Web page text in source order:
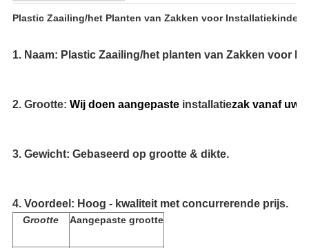
Plastic Zaailing/het Planten van Zakken voor
1. Naam: Plastic Zaailing/het planten van Zakken voor
2. Grootte: Wij doen aangepaste installatiezak vanaf uw
3. Gewicht: Gebaseerd op grootte & dikte.
4. Voordeel : Hoog - kwaliteit met concurrerende prijs.
Grootte Aangepaste grootte